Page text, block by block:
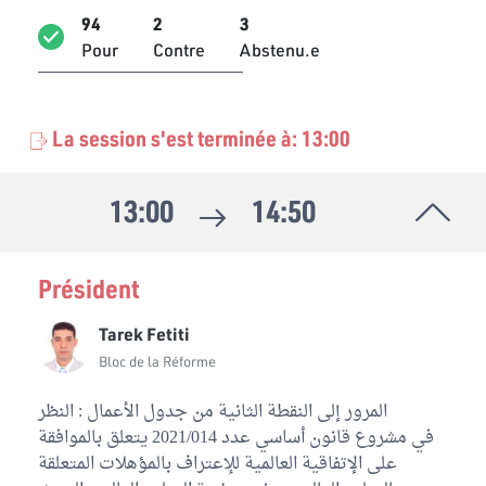
94
Pour
2
Contre
3
Abstenu.e
Ferida Laabidi
Bloc Ennahdha
Bloc Ennahdha
Bloc Ennahdha
Maher Madhioub
Bloc Ennahdha
La session s'est terminée à: 13:00
13:00 14:50
المرور إلى النقطة الثانية من جدول الأعمال : النظر
في مشروع قانون أساسي عدد 2021/014 يتعلق بالموافقة
على الإتفاقية العالمية للإعتراف بالمؤهلات المتعلقة
Président
Tarek Fetiti
Bloc de la Réforme